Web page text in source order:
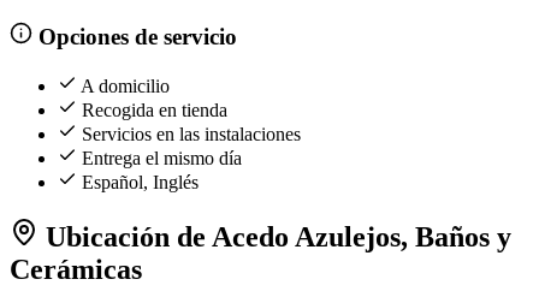
Opciones de servicio
A domicilio
Recogida en tienda
Servicios en las instalaciones
Entrega el mismo día
Español, Inglés
Ubicación de Acedo Azulejos, Baños y
Cerámicas